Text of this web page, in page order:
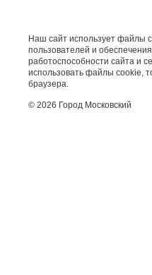
Наш сайт использует файлы
пользователей и
работоспособности сайта и
использовать файлы cookie,
браузера.
© 2026 Город Московский